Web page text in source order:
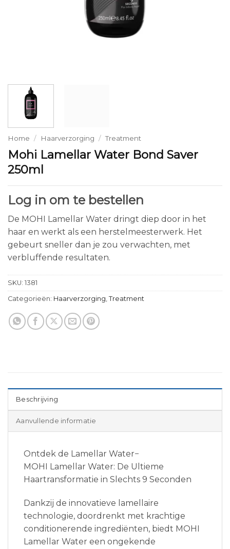
Home / Haarverzorging / Treatment
Mohi Lamellar Water Bond Saver
250ml
Log in om te bestellen
De MOHI Lamellar Water dringt diep door in het
haar en werkt als een herstelmeesterwerk. Het
gebeurt sneller dan je zou verwachten, met
verbluffende resultaten.
SKU: 1381
Categorieën: Haarverzorging Treatment
Beschrijving
Aanvullende informatie
Ontdek de Lamellar Water−
MOHI Lamellar Water: De Ultieme
Haartransformatie in Slechts 9 Seconden
Dankzij de innovatieve lamellaire
technologie, doordrenkt met krachtige
conditionerende ingrediënten, biedt MOHI
Lamellar Water een ongekende